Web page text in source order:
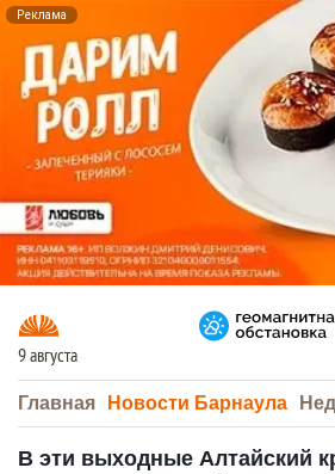
Реклама
9 августа
Главная Новости Барнаула
В эти выходные Алтайский